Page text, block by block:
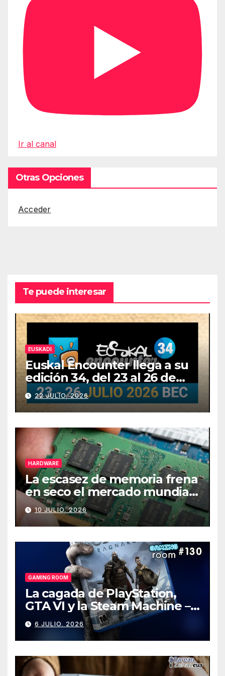
Ir al canal
Otras Opciones
Acceder
Te puede interesar
EUSKADI
Euskal Encounter llega a su
edición 34, del 23 al 26 de
julio
22 JULIO, 2026
HARDWARE
La escasez de memoria frena
en seco el mercado mundial
de PCs
10 JULIO, 2026
GAMING ROOM
La cagada de PlayStation,
GTA VI y la Steam Machine –
Gaming Room #130
6 JULIO, 2026